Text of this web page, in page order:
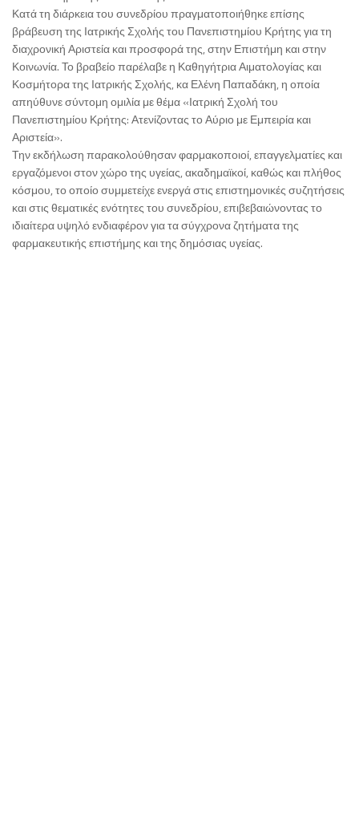
Κατά τη διάρκεια του συνεδρίου πραγματοποιήθηκε επίσης
βράβευση της Ιατρικής Σχολής του Πανεπιστημίου Κρήτης για τη
διαχρονική Αριστεία και προσφορά της, στην Επιστήμη και στην
Κοινωνία. Το βραβείο παρέλαβε η Καθηγήτρια Αιματολογίας και
Κοσμήτορα της Ιατρικής Σχολής, κα Ελένη Παπαδάκη, η οποία
απηύθυνε σύντομη ομιλία με θέμα «Ιατρική Σχολή του
Πανεπιστημίου Κρήτης: Ατενίζοντας το Αύριο με Εμπειρία και
Αριστεία».
Την εκδήλωση παρακολούθησαν φαρμακοποιοί, επαγγελματίες και
εργαζόμενοι στον χώρο της υγείας, ακαδημαϊκοί, καθώς και πλήθος
κόσμου, το οποίο συμμετείχε ενεργά στις επιστημονικές συζητήσεις
και στις θεματικές ενότητες του συνεδρίου, επιβεβαιώνοντας το
ιδιαίτερα υψηλό ενδιαφέρον για τα σύγχρονα ζητήματα της
φαρμακευτικής επιστήμης και της δημόσιας υγείας.